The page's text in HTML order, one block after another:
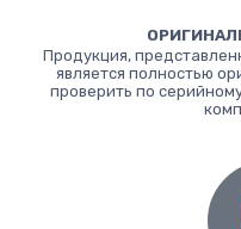
Продукция,
является полностью
проверить по